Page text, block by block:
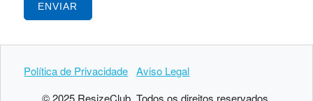
ENVIAR
Política de Privacidade Aviso Legal
© 2025 ResizeClub. Todos os direitos reservados.